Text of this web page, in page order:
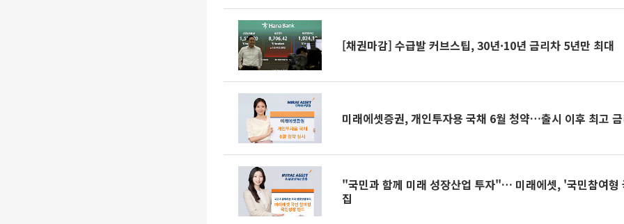
[채권마감] 수급발 커브스팁, 30년·10년 금리차 5년만 최대
미래에셋증권, 개인투자용 국채 6월 청약…출시 이후 최고
"국민과 함께 미래 성장산업 투자"… 미래에셋, '국민참여형
집